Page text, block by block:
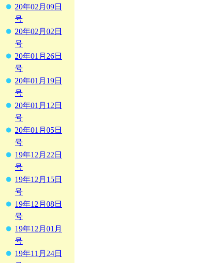
20年02月09日
号
20年02月02日
号
20年01月26日
号
20年01月19日
号
20年01月12日
号
20年01月05日
号
19年12月22日
号
19年12月15日
号
19年12月08日
号
19年12月01月
号
19年11月24日